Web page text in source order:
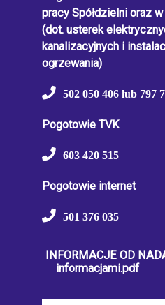
pracy Spółdzielni oraz
(dot. usterek
kanalizacyjnych i
ogrzewania)
502 050 406 lub 797
Pogotowie TVK
603 420 515
Pogotowie internet
501 376 035
INFORMACJE OD
informacjami.pdf